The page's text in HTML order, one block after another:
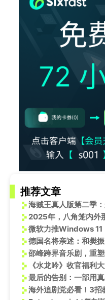
推荐文章
邵峰跨界音乐剧，重
最后的告别：一部用